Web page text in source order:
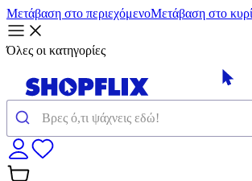
Μετάβαση στο περιεχόμενοΜετάβαση στο
Όλες οι κατηγορίες